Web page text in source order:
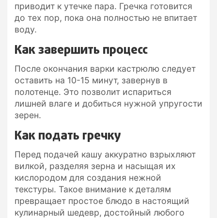
приводит к утечке пара. Гречка готовится
до тех пор, пока она полностью не впитает
воду.
Как завершить процесс
После окончания варки кастрюлю следует
оставить на 10-15 минут, завернув в
полотенце. Это позволит испариться
лишней влаге и добиться нужной упругости
зерен.
Как подать гречку
Перед подачей кашу аккуратно взрыхляют
вилкой, разделяя зерна и насыщая их
кислородом для создания нежной
текстуры. Такое внимание к деталям
превращает простое блюдо в настоящий
кулинарный шедевр, достойный любого